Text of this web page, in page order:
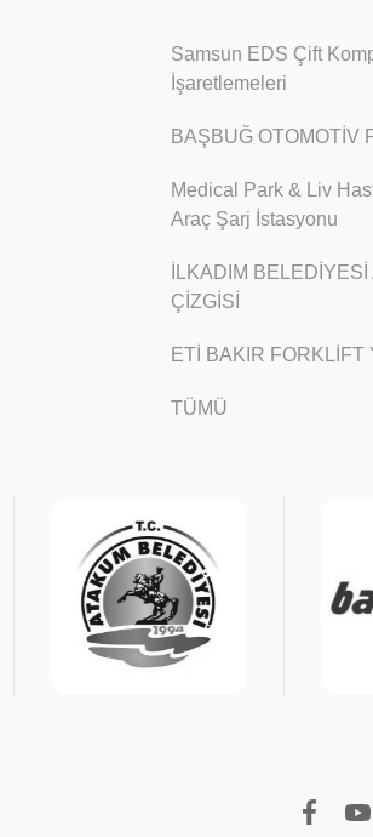
Samsun EDS Çift
İşaretlemeleri
BAŞBUĞ OTOMOTİV
Medical Park & Liv
Araç Şarj İstasyonu
İLKADIM
ÇİZGİSİ
ETİ BAKIR FORKLİFT
TÜMÜ